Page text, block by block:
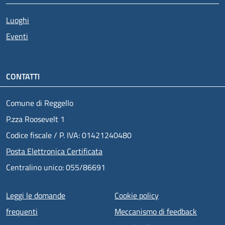
Luoghi
Eventi
CONTATTI
Comune di Reggello
P.zza Roosevelt 1
Codice fiscale / P. IVA: 01421240480
Posta Elettronica Certificata
Centralino unico: 055/86691
Menu piè di pagina
Leggi le domande
frequenti
Cookie policy
Meccanismo di feedback